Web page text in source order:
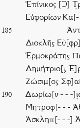
Ἐπίνικος [Ͻ]
Εὐφορίων Κα[-
185
Διοκλῆς
Ἑρμοκράτης
Δημήτριο[ς
Ζώσιμ[ος
190
Δωρίω[ν - - -
Μητροφ[- - -
Ἀσκληπ[- - -]